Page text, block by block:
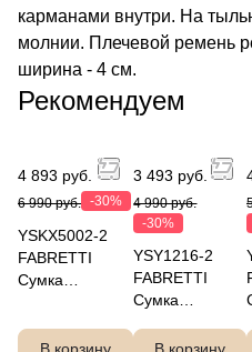
карманами внутри. На
молнии. Плечевой ремень
ширина - 4 см.
Рекомендуем
4 893 руб.
6 990 руб. -30%
YSKX5002-2
FABRETTI
Сумка
, полиэстер,
3 493 руб.
4 990 руб.
-30%
YSY1216-2
FABRETTI
Сумка
100%полиэсте